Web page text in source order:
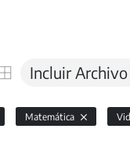
Incluir
Matemática